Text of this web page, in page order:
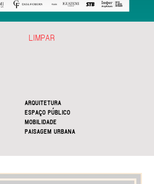
ARQUITETURA
ESPAÇO PÚBLICO
MOBILIDADE
PAISAGEM URBANA
LIMPAR